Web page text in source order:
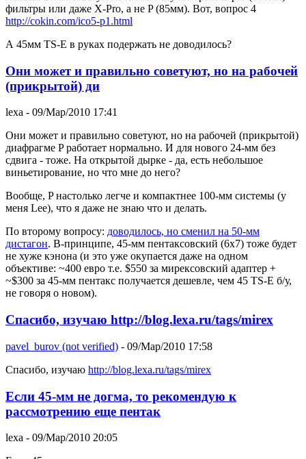
фильтры или даже X-Pro, а не P (85мм). Вот, вопрос 4
http://cokin.com/ico5-p1.html
А 45мм TS-E в руках подержать не доводилось?
Они может и правильно советуют, но на рабочей
(прикрытой) ди
lexa - 09/Мар/2010 17:41
Они может и правильно советуют, но на рабочей (прикрытой)
диафрагме P работает нормально. И для нового 24-мм без
сдвига - тоже. На открытой дырке - да, есть небольшое
виньетирование, но что мне до него?
Вообще, P настолько легче и компактнее 100-мм системы (у
меня Lee), что я даже не знаю что и делать.
По второму вопросу: доводилось, но сменил на 50-мм
дистагон. В-принципе, 45-мм пентаксовский (6x7) тоже будет
не хуже кэнона (и это уже окупается даже на одном
объективе: ~400 евро т.е. $550 за мирексовский адаптер +
~$300 за 45-мм пентакс получается дешевле, чем 45 TS-E б/у,
не говоря о новом).
Спасибо, изучаю http://blog.lexa.ru/tags/mirex
pavel_burov (not verified) - 09/Мар/2010 17:58
Спасибо, изучаю http://blog.lexa.ru/tags/mirex
Если 45-мм не догма, то рекомендую к
рассмотрению еще пентак
lexa - 09/Мар/2010 20:05